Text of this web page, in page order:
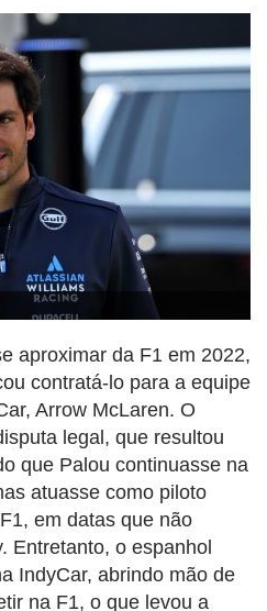
aproximar da F1 em 2022,
contratá-lo para a equipe
Arrow McLaren. O
legal, que resultou
que Palou continuasse na
atuasse como piloto
em datas que não
Entretanto, o espanhol
IndyCar, abrindo mão de
na F1, o que levou a